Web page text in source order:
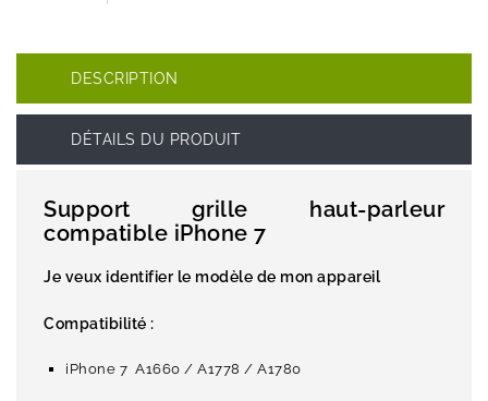
DESCRIPTION
DÉTAILS DU PRODUIT
Support grille haut-parleur
compatible iPhone 7
Je veux identifier le modèle de mon appareil
Compatibilité :
iPhone 7 A1660 / A1778 / A1780